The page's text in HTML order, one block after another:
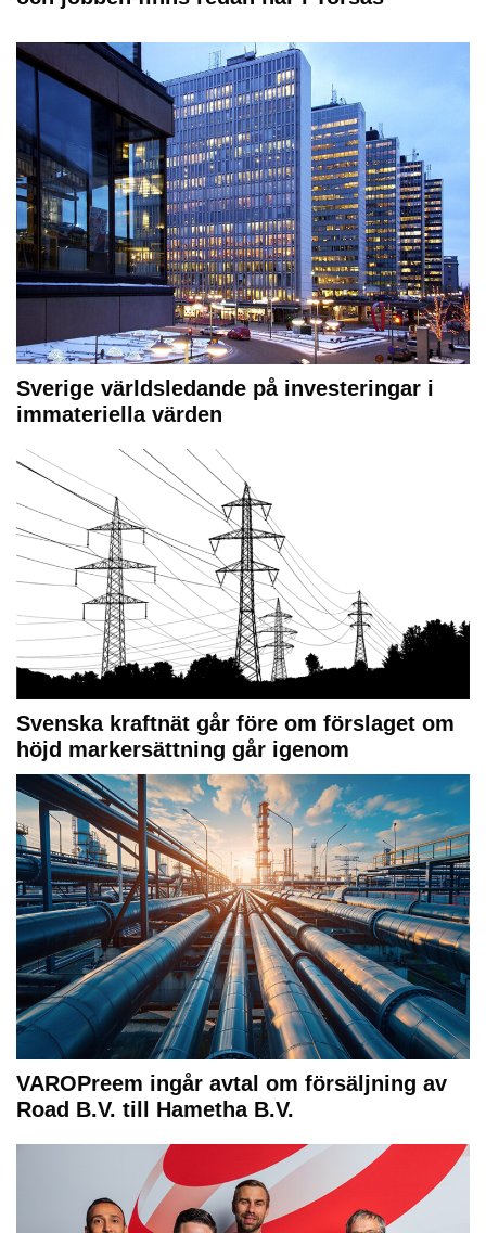
Sverige världsledande på investeringar i
immateriella värden
Svenska kraftnät går före om förslaget om
höjd markersättning går igenom
VAROPreem ingår avtal om försäljning av
Road B.V. till Hametha B.V.